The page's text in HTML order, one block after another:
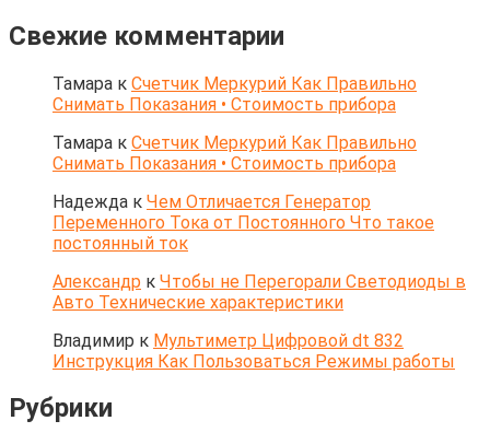
Свежие комментарии
Тамара к Счетчик Меркурий Как Правильно
Снимать Показания • Стоимость прибора
Тамара к Счетчик Меркурий Как Правильно
Снимать Показания • Стоимость прибора
Надежда к Чем Отличается Генератор
Переменного Тока от Постоянного Что такое
постоянный ток
Александр к Чтобы не Перегорали Светодиоды в
Авто Технические характеристики
Владимир к Мультиметр Цифровой dt 832
Инструкция Как Пользоваться Режимы работы
Рубрики